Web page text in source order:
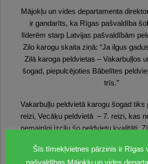
Mājokļu un vides departamenta
ir gandarīts, ka Rīgas pašvaldība
līderēm starp Latvijas pašvaldībām
Zilo karogu skaita ziņā: “Ja ilgus
Zilā karoga peldvietas – Vakarbuļļos
šogad, piepulcējoties Bābelītes
trīs.”
Vakarbuļļu peldvietā karogu šogad tiks
reizi, Vecāķu peldvietā – 7. reizi, kas
nemainīgi izcilu šo peldvietu kvalitāti.
pludmales servisa un
Šīs tīmekļvietnes pārzinis ir Rīgas
pašvaldības Mājokļu un vides